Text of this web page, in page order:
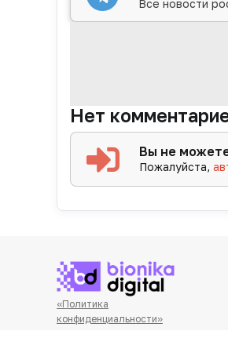
Все новости
Нет
Вы не
Пожалуйста,
«Политика
конфиденциальности»